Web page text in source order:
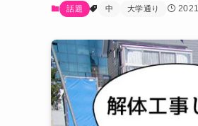
話題 中 大学通り